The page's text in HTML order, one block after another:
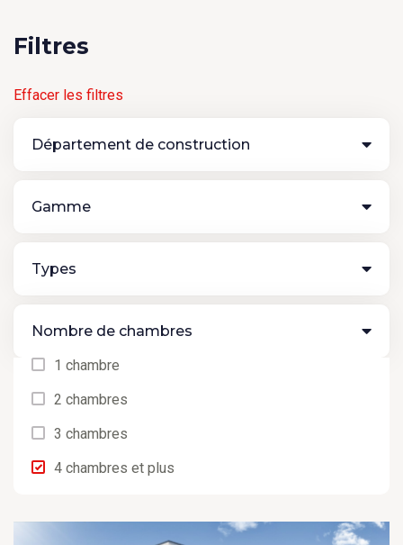
Filtres
Effacer les filtres
Département de construction
Gamme
Types
Nombre de chambres
1 chambre
2 chambres
3 chambres
4 chambres et plus